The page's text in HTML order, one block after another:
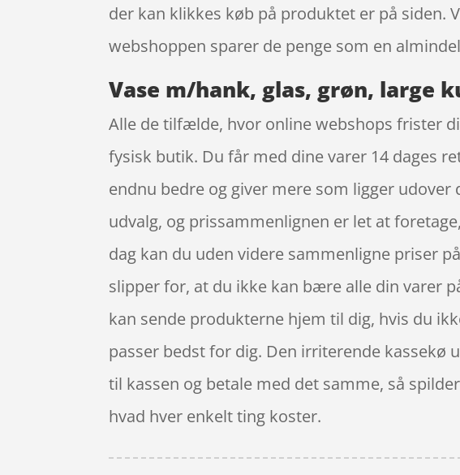
der kan klikkes køb på produktet er på siden.
webshoppen sparer de penge som en
Vase m/hank, glas, grøn, large
Alle de tilfælde, hvor online webshops frister
fysisk butik. Du får med dine varer 14 dages
endnu bedre og giver mere som ligger
udvalg, og prissammenlignen er let at
dag kan du uden videre sammenligne priser
slipper for, at du ikke kan bære alle din varer
kan sende produkterne hjem til dig, hvis du
passer bedst for dig. Den irriterende kassekø
til kassen og betale med det samme, så
hvad hver enkelt ting koster.